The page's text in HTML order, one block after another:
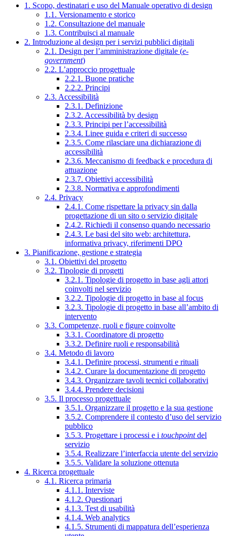
1. Scopo, destinatari e uso del Manuale operativo di design
1.1. Versionamento e storico
1.2. Consultazione del manuale
1.3. Contribuisci al manuale
2. Introduzione al design per i servizi pubblici digitali
2.1. Design per l’amministrazione digitale (e-
government)
2.2. L’approccio progettuale
2.2.1. Buone pratiche
2.2.2. Principi
2.3. Accessibilità
2.3.1. Definizione
2.3.2. Accessibilità by design
2.3.3. Principi per l’accessibilità
2.3.4. Linee guida e criteri di successo
2.3.5. Come rilasciare una dichiarazione di
accessibilità
2.3.6. Meccanismo di feedback e procedura di
attuazione
2.3.7. Obiettivi accessibilità
2.3.8. Normativa e approfondimenti
2.4. Privacy
2.4.1. Come rispettare la privacy sin dalla
progettazione di un sito o servizio digitale
2.4.2. Richiedi il consenso quando necessario
2.4.3. Le basi del sito web: architettura,
informativa privacy, riferimenti DPO
3. Pianificazione, gestione e strategia
3.1. Obiettivi del progetto
3.2. Tipologie di progetti
3.2.1. Tipologie di progetto in base agli attori
coinvolti nel servizio
3.2.2. Tipologie di progetto in base al focus
3.2.3. Tipologie di progetto in base all’ambito di
intervento
3.3. Competenze, ruoli e figure coinvolte
3.3.1. Coordinatore di progetto
3.3.2. Definire ruoli e responsabilità
3.4. Metodo di lavoro
3.4.1. Definire processi, strumenti e rituali
3.4.2. Curare la documentazione di progetto
3.4.3. Organizzare tavoli tecnici collaborativi
3.4.4. Prendere decisioni
3.5. Il processo progettuale
3.5.1. Organizzare il progetto e la sua gestione
3.5.2. Comprendere il contesto d’uso del servizio
pubblico
3.5.3. Progettare i processi e i touchpointdel
servizio
3.5.4. Realizzare l’interfaccia utente del servizio
3.5.5. Validare la soluzione ottenuta
4. Ricerca progettuale
4.1. Ricerca primaria
4.1.1. Interviste
4.1.2. Questionari
4.1.3. Test di usabilità
4.1.4. Web analytics
4.1.5. Strumenti di mappatura dell’esperienza